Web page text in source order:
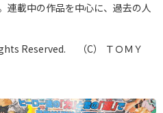
連載中の作品を中心に、過去の人
Reserved. （C） ＴＯＭＹ